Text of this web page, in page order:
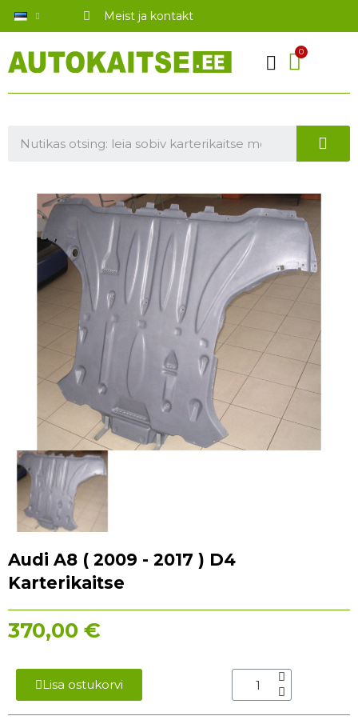
Meist ja kontakt
Audi A8 ( 2009 - 2017 ) D4
Karterikaitse
370,00 €
Lisa ostukorvi